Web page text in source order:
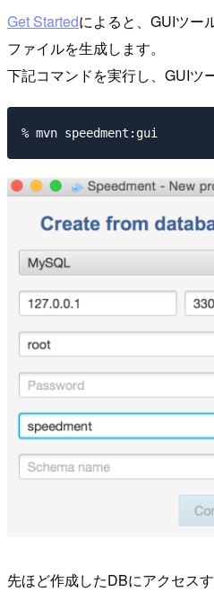
Get Startedによると、GUIツー
ファイルを生成します。
下記コマンドを実行し、GUIツ
先ほど作成したDBにアクセス